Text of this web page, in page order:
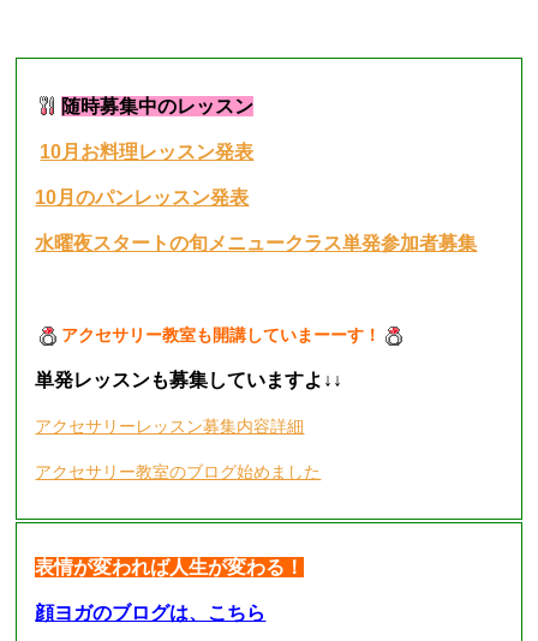
随時募集中のレッスン
10月お料理レッスン発表
10月のパンレッスン発表
水曜夜スタートの旬メニュークラス単発参加者募集
アクセサリー教室も開講していまーーす！
単発レッスンも募集していますよ ↓↓
アクセサリーレッスン募集内容詳細
アクセサリー教室のブログ始めました
表情が変われば人生が変わる！
顔ヨガのブログは、こちら